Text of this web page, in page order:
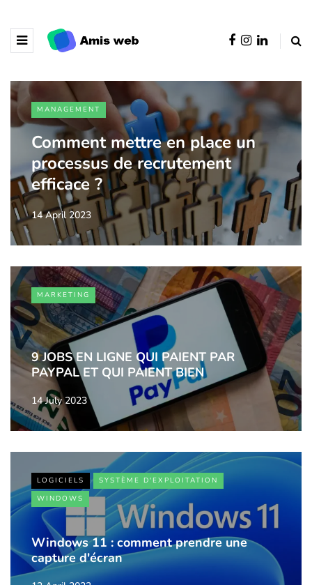
MANAGEMENT
Comment mettre en place un
processus de recrutement
efficace ?
14 April 2023
MARKETING
9 JOBS EN LIGNE QUI PAIENT PAR
PAYPAL ET QUI PAIENT BIEN
14 July 2023
LOGICIELS
SYSTÈME D'EXPLOITATION
WINDOWS
Windows 11 : comment prendre une
capture d'écran